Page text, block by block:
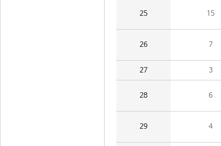
25 15
26 7
27 3
28 6
29 4